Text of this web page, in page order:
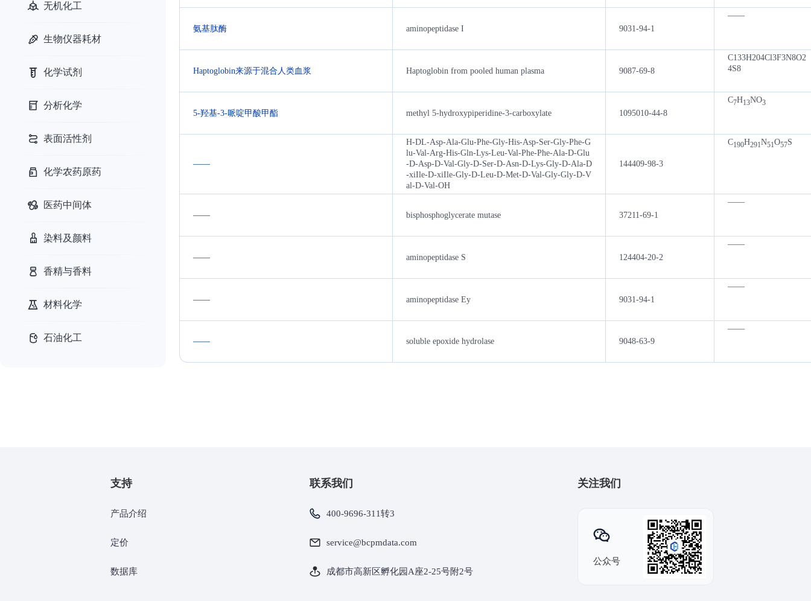
无机化工
生物仪器耗材
化学试剂
分析化学
表面活性剂
化学农药原药
医药中间体
染料及颜料
香精与香料
材料化学
石油化工
氨基肽酶 aminopeptidase I 9031-94-1
——
Haptoglobin来源于混合人类血浆 Haptoglobin from pooled human plasma 9087-69-8
C133H204Cl3F3N8O2
4S8
5-羟基-3-哌啶甲酸甲酯 methyl 5-hydroxypiperidine-3-carboxylate 1095010-44-8
C7H13NO3
——
H-DL-Asp-Ala-Glu-Phe-Gly-His-Asp-Ser-Gly-Phe-G
lu-Val-Arg-His-Gln-Lys-Leu-Val-Phe-Phe-Ala-D-Glu
-D-Asp-D-Val-Gly-D-Ser-D-Asn-D-Lys-Gly-D-Ala-D
-xiIle-D-xiIle-Gly-D-Leu-D-Met-D-Val-Gly-Gly-D-V
al-D-Val-OH
144409-98-3
C190H291N51O57S
—— bisphosphoglycerate mutase 37211-69-1
——
—— aminopeptidase S 124404-20-2
——
—— aminopeptidase Ey 9031-94-1
——
—— soluble epoxide hydrolase 9048-63-9
——
支持
产品介绍
定价
数据库
联系我们
400-9696-311转3
service@bcpmdata.com
成都市高新区孵化园A座2-25号附2号
关注我们
公众号